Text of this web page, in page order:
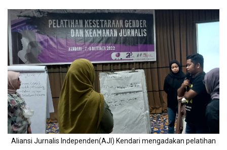
Aliansi Jurnalis Independen(AJI) Kendari mengadakan pelatihan